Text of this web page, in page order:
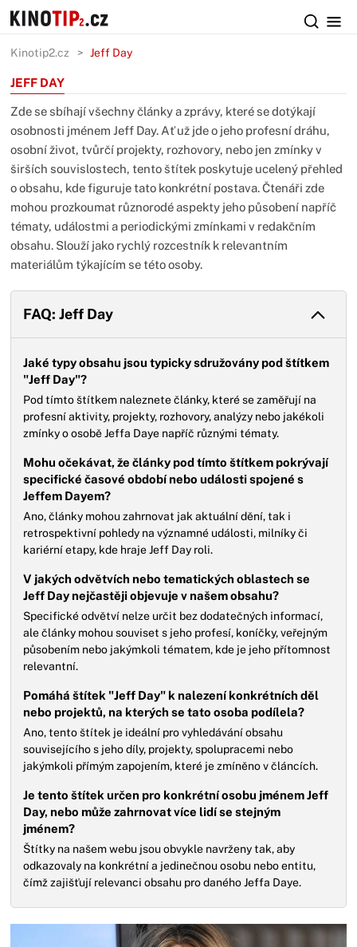
Kinotip2.cz Jeff Day
JEFF DAY
Zde se sbíhají všechny články a zprávy, které se dotýkají
osobnosti jménem Jeff Day. Ať už jde o jeho profesní dráhu,
osobní život, tvůrčí projekty, rozhovory, nebo jen zmínky v
širších souvislostech, tento štítek poskytuje ucelený přehled
o obsahu, kde figuruje tato konkrétní postava. Čtenáři zde
mohou prozkoumat různorodé aspekty jeho působení napříč
tématy, událostmi a periodickými zmínkami v redakčním
obsahu. Slouží jako rychlý rozcestník k relevantním
materiálům týkajícím se této osoby.
FAQ: Jeff Day
Jaké typy obsahu jsou typicky sdružovány pod štítkem
"Jeff Day"?
Pod tímto štítkem naleznete články, které se zaměřují na
profesní aktivity, projekty, rozhovory, analýzy nebo jakékoli
zmínky o osobě Jeffa Daye napříč různými tématy.
Mohu očekávat, že články pod tímto štítkem pokrývají
specifické časové období nebo události spojené s
Jeffem Dayem?
Ano, články mohou zahrnovat jak aktuální dění, tak i
retrospektivní pohledy na významné události, milníky či
kariérní etapy, kde hraje Jeff Day roli.
V jakých odvětvích nebo tematických oblastech se
Jeff Day nejčastěji objevuje v našem obsahu?
Specifické odvětví nelze určit bez dodatečných informací,
ale články mohou souviset s jeho profesí, koníčky, veřejným
působením nebo jakýmkoli tématem, kde je jeho přítomnost
relevantní.
Pomáhá štítek "Jeff Day" k nalezení konkrétních děl
nebo projektů, na kterých se tato osoba podílela?
Ano, tento štítek je ideální pro vyhledávání obsahu
souvisejícího s jeho díly, projekty, spolupracemi nebo
jakýmkoli přímým zapojením, které je zmíněno v článcích.
Je tento štítek určen pro konkrétní osobu jménem Jeff
Day, nebo může zahrnovat více lidí se stejným
jménem?
Štítky na našem webu jsou obvykle navrženy tak, aby
odkazovaly na konkrétní a jedinečnou osobu nebo entitu,
čímž zajišťují relevanci obsahu pro daného Jeffa Daye.